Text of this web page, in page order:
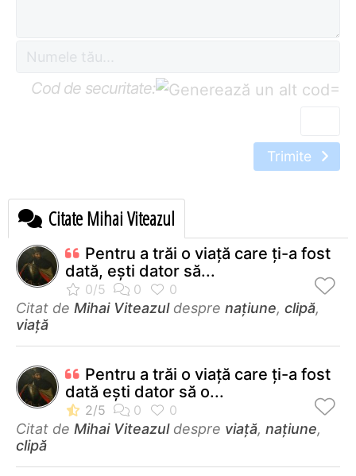
Cod de securitate: =
Trimite
Citate Mihai Viteazul
Pentru a trăi o viaţă care ţi-a fost
dată, eşti dator să...
Citat de Mihai Viteazuldespre națiune, clipă,
viață
Pentru a trăi o viață care ți-a fost
dată ești dator să o...
Citat de Mihai Viteazuldespre viață, națiune,
clipă